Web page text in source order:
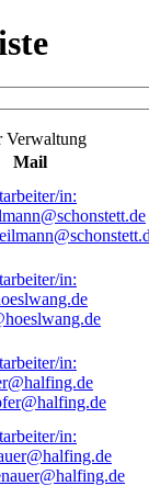
Verwaltung
Mail